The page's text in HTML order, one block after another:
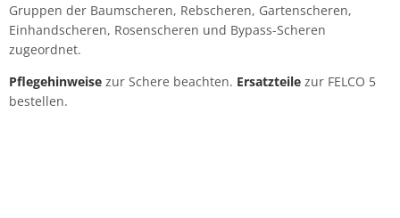
Gruppen der Baumscheren, Rebscheren, Gartenscheren,
Einhandscheren, Rosenscheren und Bypass-Scheren
zugeordnet.
Pflegehinweise zur Schere beachten. Ersatzteile zur FELCO 5
bestellen.